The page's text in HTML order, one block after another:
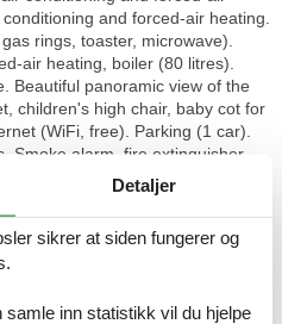
and forced-air heating.
rings, toaster, microwave).
air heating, boiler (80 litres).
Beautiful panoramic view of the
children's high chair, baby cot for
(WiFi, free). Parking (1 car).
Smoke alarm, fire extinguisher.
by trees. 3 apartments in
di Andrano 3 km from the
centre of Castro, in a sunny,
and flowers. Private: terrace,
Detaljer
sikrer at siden fungerer og
inn statistikk vil du hjelpe